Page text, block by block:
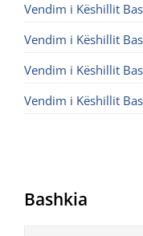
Bashkia
Vendim i Këshillit
Vendim i Këshillit
Vendim i Këshillit
Vendim i Këshillit